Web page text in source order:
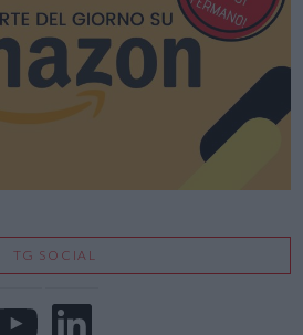
TG SOCIAL
LinkedIn